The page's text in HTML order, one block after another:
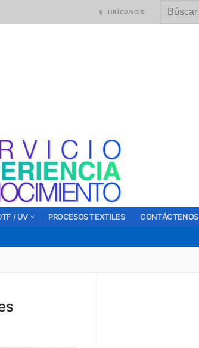
UBÍCANOS
/ UV PROCESOS TEXTILES CONTÁCTENOS